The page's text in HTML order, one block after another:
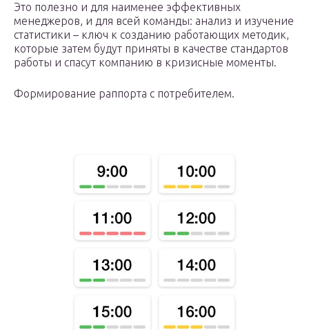
Это полезно и для наименее эффективных
менеджеров, и для всей команды: анализ и изучение
статистики – ключ к созданию работающих методик,
которые затем будут приняты в качестве стандартов
работы и спасут компанию в кризисные моменты.
Формирование раппорта с потребителем.